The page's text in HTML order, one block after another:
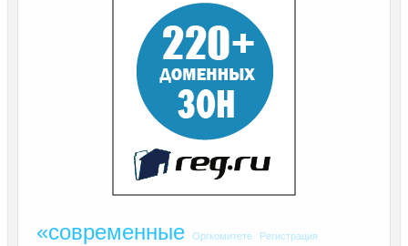
«современные Оргкомитете
Регистрация